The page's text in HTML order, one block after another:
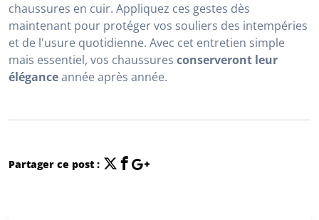
chaussures en cuir. Appliquez ces gestes dès
maintenant pour protéger vos souliers des intempéries
et de l'usure quotidienne. Avec cet entretien simple
mais essentiel, vos chaussures conserveront leur
éléganceannée après année.
Partager ce post :